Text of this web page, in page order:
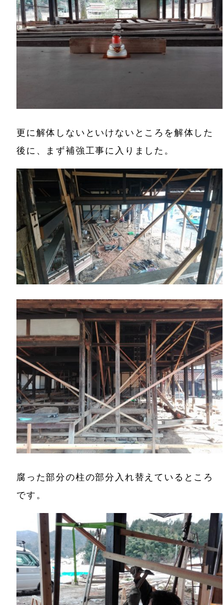
更に解体しないといけないところを解体した
後に、まず補強工事に入りました。
腐った部分の柱の部分入れ替えているところ
です。